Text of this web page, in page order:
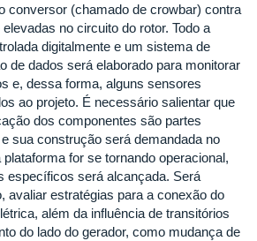
conversor (chamado de crowbar) contra
no circuito do rotor. Todo a
digitalmente e um sistema de
de dados será elaborado para monitorar
e, dessa forma, alguns sensores
ao projeto. É necessário salientar que
dos componentes são partes
sua construção será demandada no
for se tornando operacional,
específicos será alcançada. Será
avaliar estratégias para a conexão do
além da influência de transitórios
do lado do gerador, como mudança de